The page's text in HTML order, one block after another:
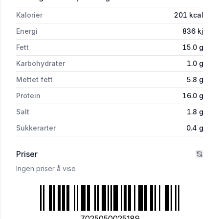
Kalorier 201 kcal
Energi
836 kj
Fett
15.0 g
Karbohydrater
1.0 g
Mettet fett
5.8 g
Protein
16.0 g
Salt
1.8 g
Sukkerarter
0.4 g
Priser
Ingen priser å vise